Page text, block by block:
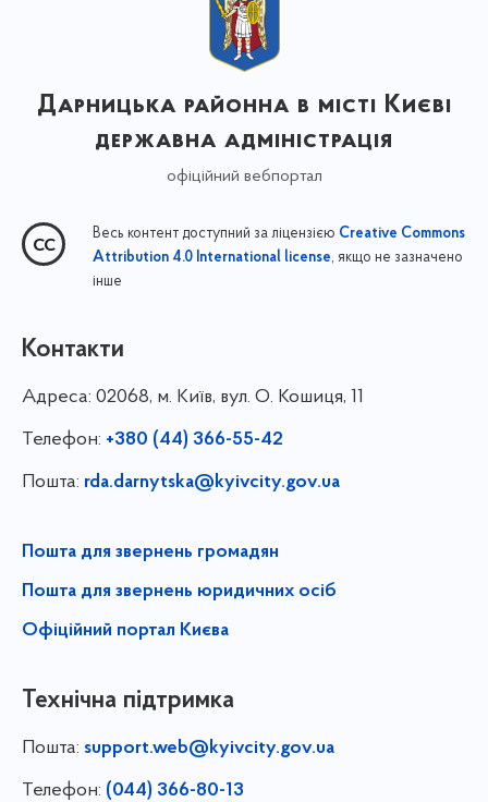
Дарницька районна в місті Києві
державна адміністрація
офіційний вебпортал
Весь контент доступний за ліцензією Creative Commons
Attribution 4.0 International license, якщо не зазначено
інше
Контакти
Адреса: 02068, м. Київ, вул. О. Кошиця, 11
Телефон: +380 (44) 366-55-42
Пошта: rda.darnytska@kyivcity.gov.ua
Пошта для звернень громадян
Пошта для звернень юридичних осіб
Офіційний портал Києва
Технічна підтримка
Пошта: support.web@kyivcity.gov.ua
Телефон: (044) 366-80-13